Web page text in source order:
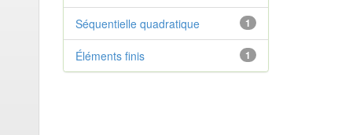
1
Séquentielle quadratique
1
Éléments finis